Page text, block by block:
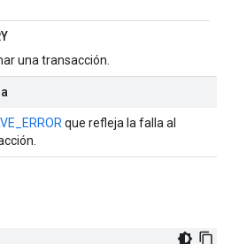
una transacción.
que refleja la falla al